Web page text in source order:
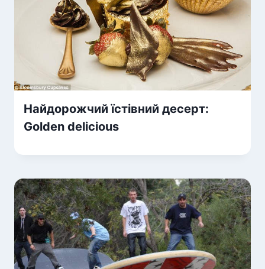
Найдорожчий їстівний десерт:
Golden delicious